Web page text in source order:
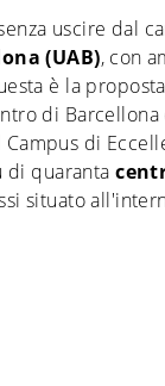
uscire dal
(UAB), con
è la
di
di
di quaranta
situato